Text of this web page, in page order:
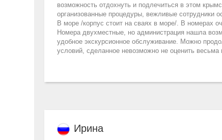
возможность отдохнуть и подлечиться в этом
организованные процедуры, вежливые сотрудники
В море /корпус стоит на сваях в море/. В номерах
Номера двухместные, но администрация нашла
удобное экскурсионное обслуживание. Можно
условий, сделанное невозможно не оценить весьма
Ирина